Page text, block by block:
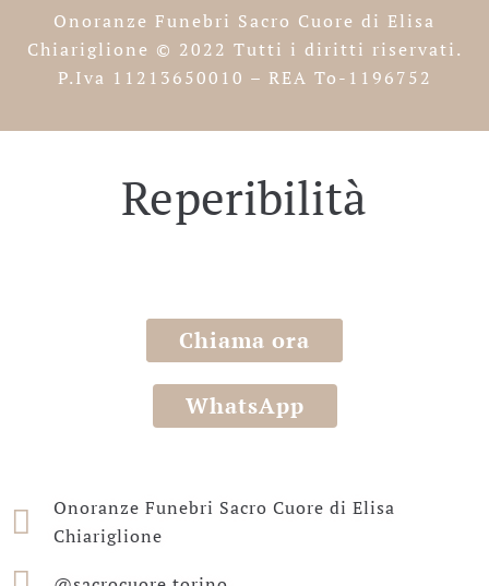
Onoranze Funebri Sacro Cuore di Elisa
Chiariglione © 2022 Tutti i diritti riservati.
P.Iva 11213650010 – REA To-1196752
Reperibilità
Chiama ora
WhatsApp
Onoranze Funebri Sacro Cuore di Elisa
Chiariglione